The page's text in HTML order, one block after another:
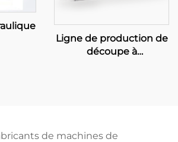
Ligne de production de
découpe à
de machines de